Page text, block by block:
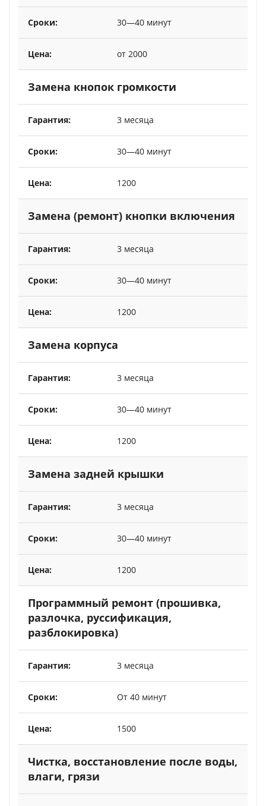
30—40 минут
от 2000
Замена кнопок громкости
3 месяца
30—40 минут
1200
Замена (ремонт) кнопки включения
3 месяца
30—40 минут
1200
Замена корпуса
3 месяца
30—40 минут
1200
Замена задней крышки
3 месяца
30—40 минут
1200
Программный ремонт (прошивка,
разлочка, руссификация,
разблокировка)
3 месяца
От 40 минут
1500
Чистка, восстановление после воды,
влаги, грязи